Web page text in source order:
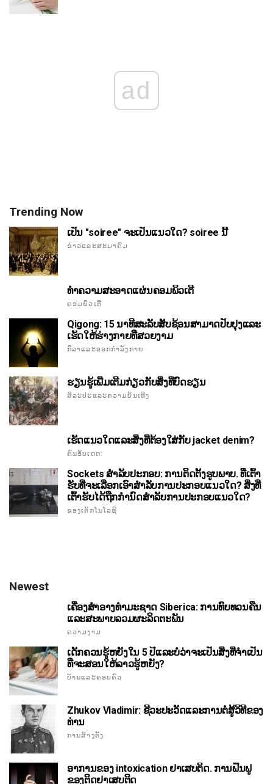
ad
Trending Now
ເປັນ "soiree" ຈະເປັນແນວໃດ? soiree ນີ້
ຂ່າວແລະສະມາຄົມ
ທໍາຄວາມສະອາດແຜ່ນຄອມພິວເຕີ
ຄອມພິວເຕີ
Qigong: 15 ນາທີສະລັບສັບຊ້ອນສາມາດປັບປຸງແລະ
ເຮັດໃຫ້ຮ່າງກາຍທີ່ສວຍງາມ
ກິລາແລະອອກກໍາລັງກາຍ
ຮຽນຮູ້ເພີ່ມເຕີມກ່ຽວກັບສິ່ງທີ່ບົດຮຽນ
ສິລະປະແລະຄວາມບັນເທີງ
ເຮັດແນວໃດແລະສິ່ງທີ່ຕ້ອງໃສ່ກັບ jacket denim?
ຄົນອັບເດດ:
Sockets ສໍາລັບປະກອບ: ການຕິດຕັ້ງຮູບພາບ. ທີ່ເຕົ້າ
ຮັບທີ່ຈະເລືອກເອົາສໍາລັບການປະກອບແນວໃດ? ສິ່ງທີ່
ເຕົ້າຮັບໄດ້ຖືກກໍານົດສໍາລັບການປະກອບແນວໃດ?
ຂອງເຕັກໂນໂລຊີ
Newest
ເຄື່ອງສໍາອາງທໍາມະຊາດ Siberica: ການທົບທວນຄືນ
ແລະສະພາບລວມຜະລິດຕະພັນ
ຄວາມງາມ
ເດັກຄວນຮູ້ຫຍັງໃນ 5 ປີແລະບໍ່ວ່າຈະເປັນສິ່ງທີ່ຈໍາເປັນ
ທີ່ຈະສອນໃຫ້ລາວຮູ້ຫຍັງ?
ບ້ານແລະຄອບຄົວ
Zhukov Vladimir: ຊີວະປະວັດແລະການຕໍ່ສູ້ວິທີຂອງ
ທ່ານ
ການສ້າງຕັ້ງ
ອາການຂອງ intoxication ຢາເສບຕິດ. ການຟື້ນຟູ
ຂອງຕິດຢາເສບຕິດ